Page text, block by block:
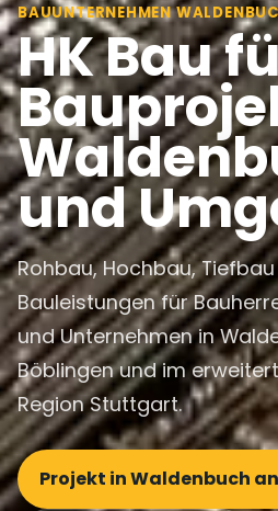
BAUUNTERNEHMEN
HK Bau
und
Rohbau, Hochbau,
Bauleistungen für
und Unternehmen in
Böblingen und im
Region Stuttgart.
Projekt in Waldenbuch